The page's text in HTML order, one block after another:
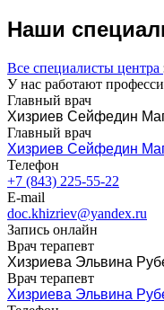
Наши
Все специалисты центра
У нас работают
Главный врач
Хизриев Сейфедин
Главный врач
Хизриев Сейфедин
Телефон
+7 (843) 225-55-22
E-mail
doc.khizriev@yandex.ru
Запись онлайн
Врач терапевт
Хизриева Эльвина
Врач терапевт
Хизриева Эльвина